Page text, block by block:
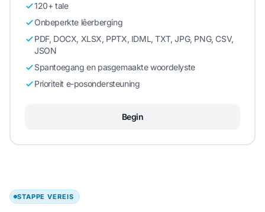
120+ tale
Onbeperkte lêerberging
PDF, DOCX, XLSX, PPTX, IDML, TXT, JPG, PNG, CSV,
JSON
Spantoegang en pasgemaakte woordelyste
Prioriteit e-posondersteuning
Begin
STAPPE VEREIS